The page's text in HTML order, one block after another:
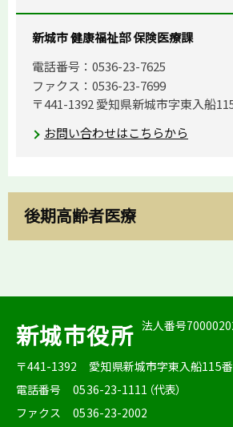
新城市 健康福祉部 保険医療課
電話番号：0536-23-7625
ファクス：0536-23-7699
〒441-1392 愛知県新城市字東入船
お問い合わせはこちらから
後期高齢者医療
新城市役所 法人番号
〒441-1392
愛知県新城市字東入船115
電話番号
0536-23-1111（代表）
ファクス
0536-23-2002